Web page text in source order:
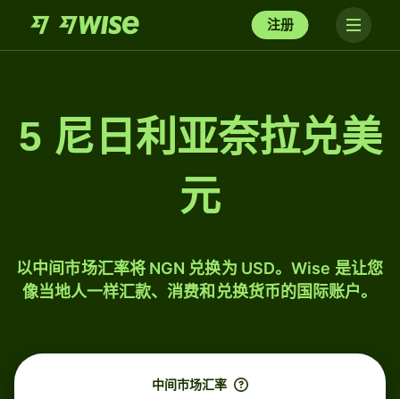
注册
5 尼日利亚奈拉兑美
元
以中间市场汇率将 NGN 兑换为 USD。Wise 是让您
像当地人一样汇款、消费和兑换货币的国际账户。
中间市场汇率